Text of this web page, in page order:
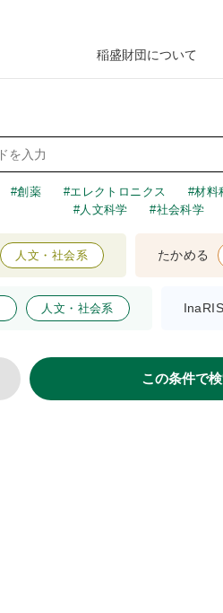
稲盛財団について
創薬 エレクトロニクス 材料
人文科学
社会科学
人文・社会系 たかめる
人文・社会系 InaRIS
この条件で